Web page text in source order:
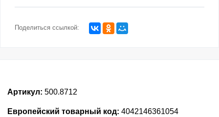
Поделиться ссылкой:
Артикул: 500.8712
Европейский товарный код: 4042146361054